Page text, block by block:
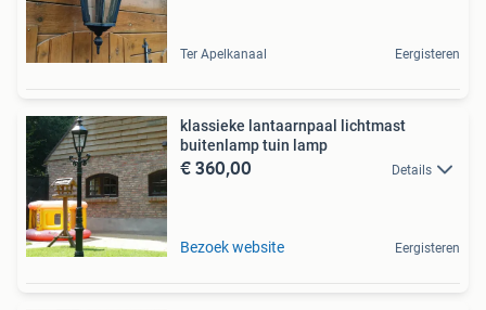
Ter Apelkanaal Eergisteren
klassieke lantaarnpaal lichtmast
buitenlamp tuin lamp
€ 360,00 Details
Bezoek website Eergisteren